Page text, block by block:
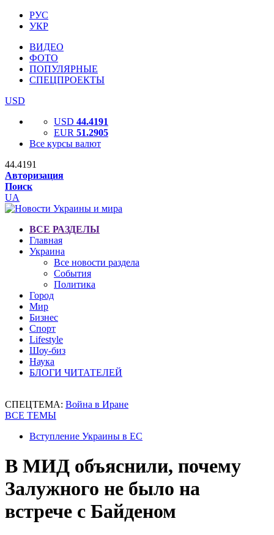
РУС
УКР
ВИДЕО
ФОТО
ПОПУЛЯРНЫЕ
СПЕЦПРОЕКТЫ
USD
USD 44.4191
EUR 51.2905
Все курсы валют
44.4191
Авторизация
Поиск
UA
ВСЕ РАЗДЕЛЫ
Главная
Украина
Все новости раздела
События
Политика
Город
Мир
Бизнес
Спорт
Lifestyle
Шоу-биз
Наука
БЛОГИ ЧИТАТЕЛЕЙ
СПЕЦТЕМА: Война в Иране
ВСЕ ТЕМЫ
Вступление Украины в ЕС
В МИД объяснили, почему
Залужного не было на
встрече с Байденом